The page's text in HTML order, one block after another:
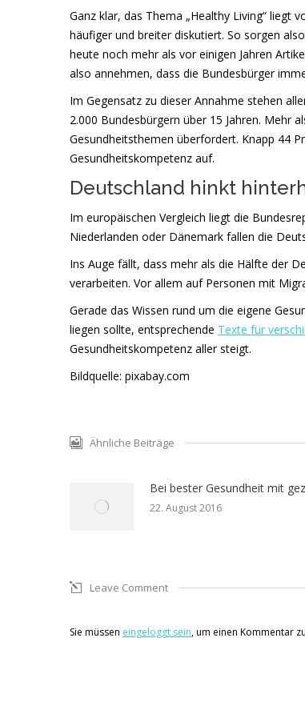
Ganz klar, das Thema „Healthy Living“ liegt
häufiger und breiter diskutiert. So sorgen
heute noch mehr als vor einigen Jahren
also annehmen, dass die Bundesbürger
Im Gegensatz zu dieser Annahme stehen
2.000 Bundesbürgern über 15 Jahren. Mehr
Gesundheitsthemen überfordert. Knapp 44
Gesundheitskompetenz auf.
Deutschland hinkt
Im europäischen Vergleich liegt die
Niederlanden oder Dänemark fallen die
Ins Auge fällt, dass mehr als die Hälfte der
verarbeiten. Vor allem auf Personen mit
Gerade das Wissen rund um die eigene
liegen sollte, entsprechende Texte für
Gesundheitskompetenz aller steigt.
Bildquelle: pixabay.com
Ähnliche Beiträge
Bei bester Gesundheit mit
22. August 2016
Leave Comment
Sie müssen eingeloggt sein, um einen Kommentar